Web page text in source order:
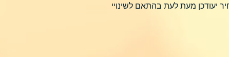
רשום ע"י דואר ישראל . עלות המשלוח בתחומי מדינת ישראל הינה 25 ₪. המחיר יעודכן מעת לעת בהתאם לשינויי